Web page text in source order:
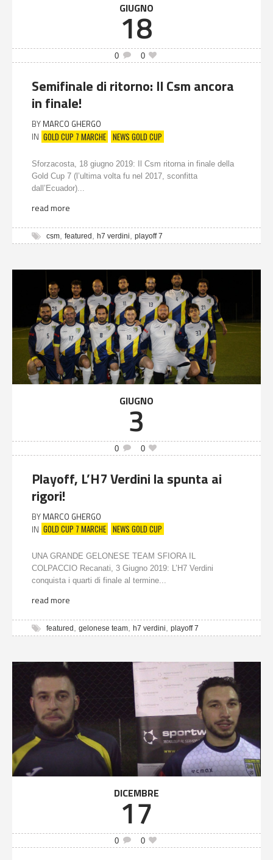
GIUGNO
18
0 0
Semifinale di ritorno: Il Csm ancora
in finale!
BY MARCO GHERGO
IN GOLD CUP 7 MARCHE NEWS GOLD CUP
Sforzacosta, 18 giugno 2019: Il Csm ritorna in finale della
Gold Cup 7 (l’ultima volta fu nel 2017, sconfitta
dall’Ecuador)...
read more
csm featured h7 verdini playoff 7
GIUGNO
3
0 0
Playoff, L’H7 Verdini la spunta ai
rigori!
BY MARCO GHERGO
IN GOLD CUP 7 MARCHE NEWS GOLD CUP
UNA GRANDE GELONESE TEAM SFIORA IL
COLPACCIO Recanati, 3 Giugno 2019: L’H7 Verdini
conquista i quarti di finale al termine...
read more
featured gelonese team h7 verdini playoff 7
DICEMBRE
17
0 0